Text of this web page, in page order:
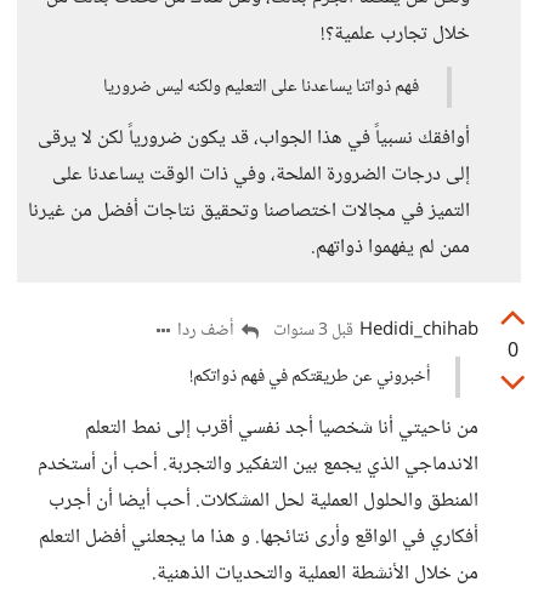
خلال تجارب علمية؟!
فهم ذواتنا يساعدنا على التعليم ولكنه ليس ضروريا
أوافقك نسبياً في هذا الجواب، قد يكون ضرورياً لكن لا يرقى
إلى درجات الضرورة الملحة، وفي ذات الوقت يساعدنا على
التميز في مجالات اختصاصنا وتحقيق نتاجات أفضل من غيرنا
ممن لم يفهموا ذواتهم.
0
Hedidi_chihab قبل 3 سنوات
أضف ردا
أخبروني عن طريقتكم في فهم ذواتكم!
من ناحيتي أنا شخصيا أجد نفسي أقرب إلى نمط التعلم
الاندماجي الذي يجمع بين التفكير والتجربة. أحب أن أستخدم
المنطق والحلول العملية لحل المشكلات. أحب أيضا أن أجرب
أفكاري في الواقع وأرى نتائجها. و هذا ما يجعلني أفضل التعلم
من خلال الأنشطة العملية والتحديات الذهنية.